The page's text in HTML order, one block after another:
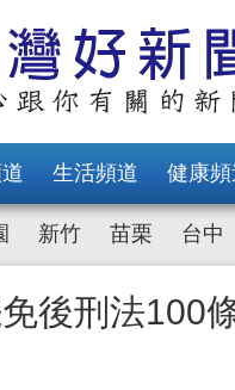
生活頻道 健康頻
新竹 苗栗 台中
後刑法100